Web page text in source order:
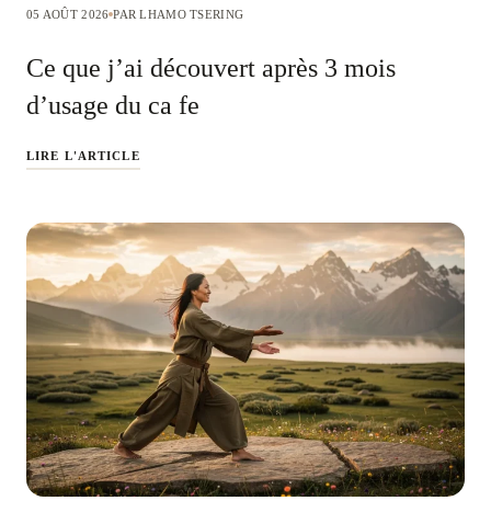
05 AOÛT 2026 PAR LHAMO TSERING
Ce que j’ai découvert après 3 mois
d’usage du ca fe
LIRE L'ARTICLE